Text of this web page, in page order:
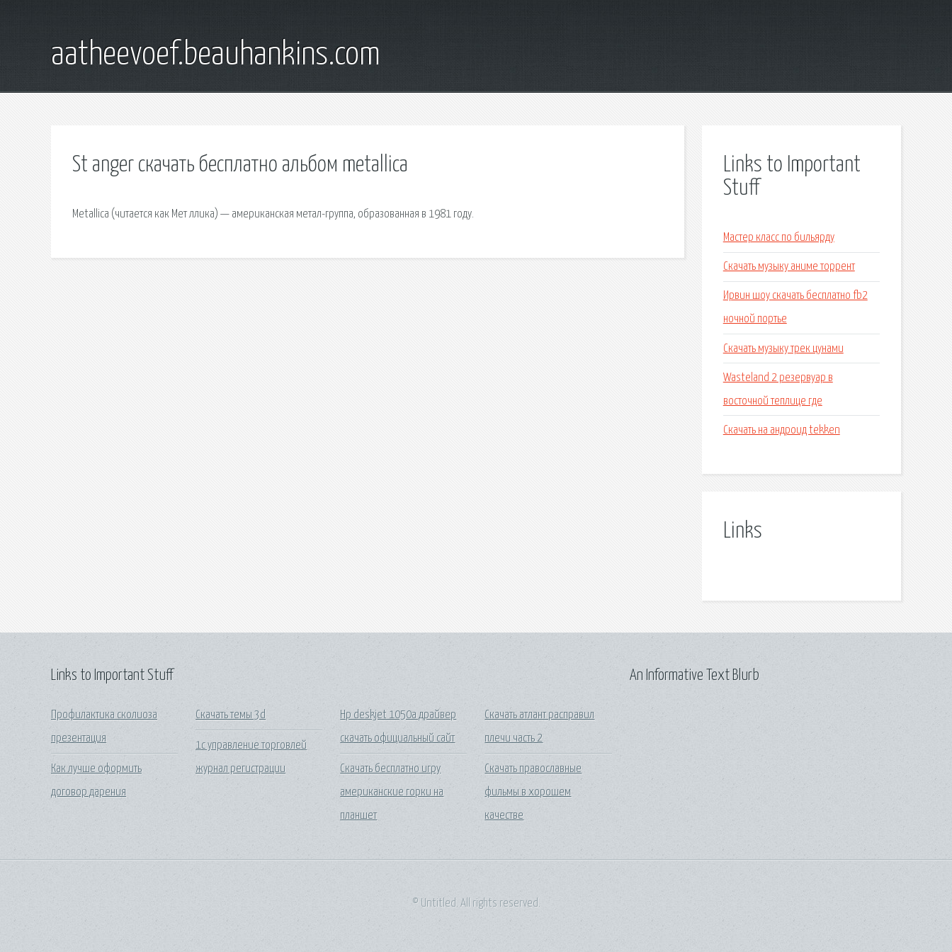
aatheevoef.beauhankins.com
St anger скачать бесплатно альбом metallica
Metallica (читается как Мет ллика) — американская метал-группа, образованная в 1981 году.
Links to Important
Stuff
Мастер класс по бильярду
Скачать музыку аниме торрент
Ирвин шоу скачать бесплатно fb2
ночной портье
Скачать музыку трек цунами
Wasteland 2 резервуар в
восточной теплице где
Скачать на андроид tekken
Links
Links to Important Stuff
Профилактика сколиоза
презентация
Как лучше оформить
договор дарения
Скачать темы 3d
1с управление торговлей
журнал регистрации
Hp deskjet 1050a драйвер
скачать официальный сайт
Скачать бесплатно игру
американские горки на
планшет
Скачать атлант расправил
плечи часть 2
Скачать православные
фильмы в хорошем
качестве
An Informative Text Blurb
© Untitled. All rights reserved.